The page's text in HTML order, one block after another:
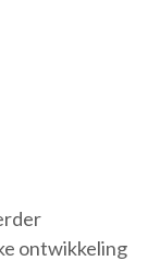
ontwikkeling